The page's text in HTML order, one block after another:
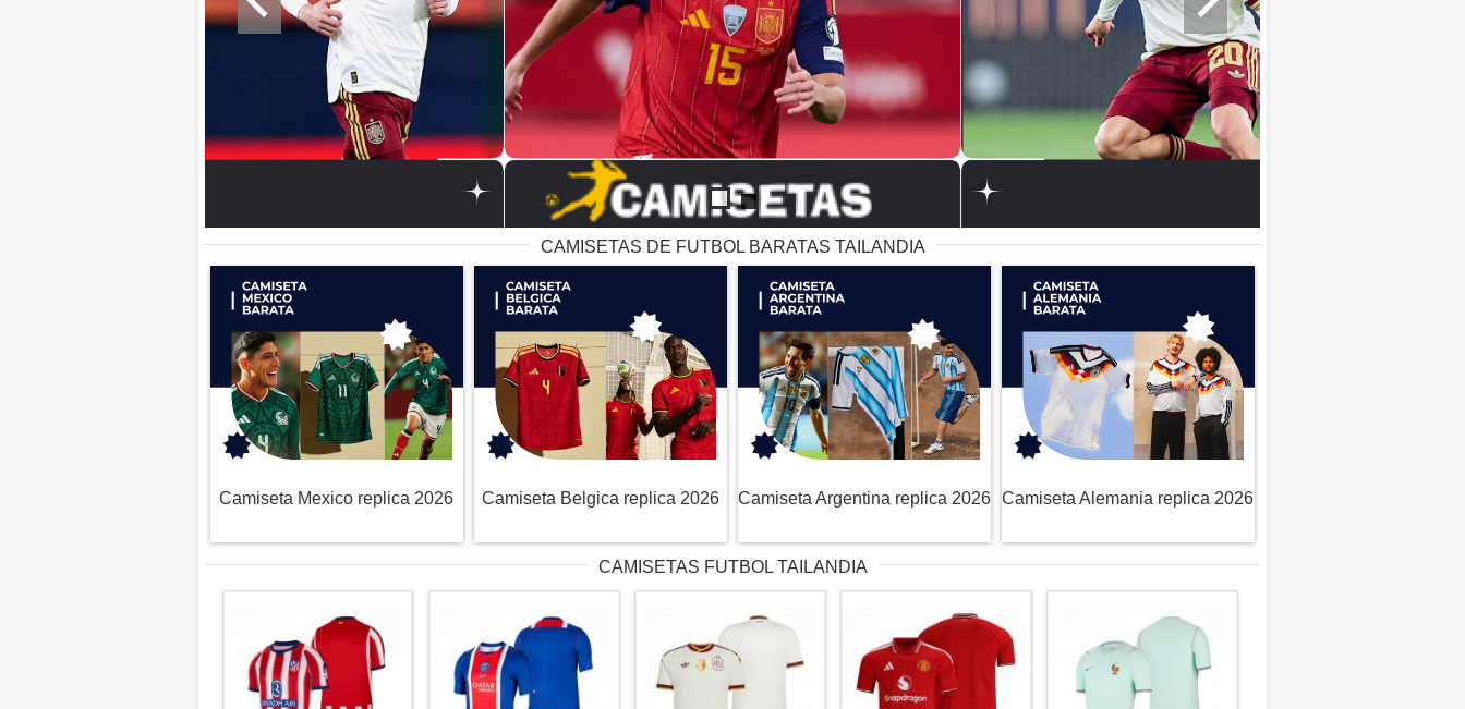
CAMISETAS DE FUTBOL BARATAS TAILANDIA
Camiseta Mexico replica 2026 Camiseta Belgica replica 2026 Camiseta Argentina replica 2026 Camiseta Alemania replica 2026
CAMISETAS FUTBOL TAILANDIA